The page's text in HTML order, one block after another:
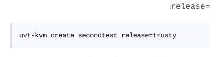
release=‎
:
uvt-kvm create secondtest release=trusty